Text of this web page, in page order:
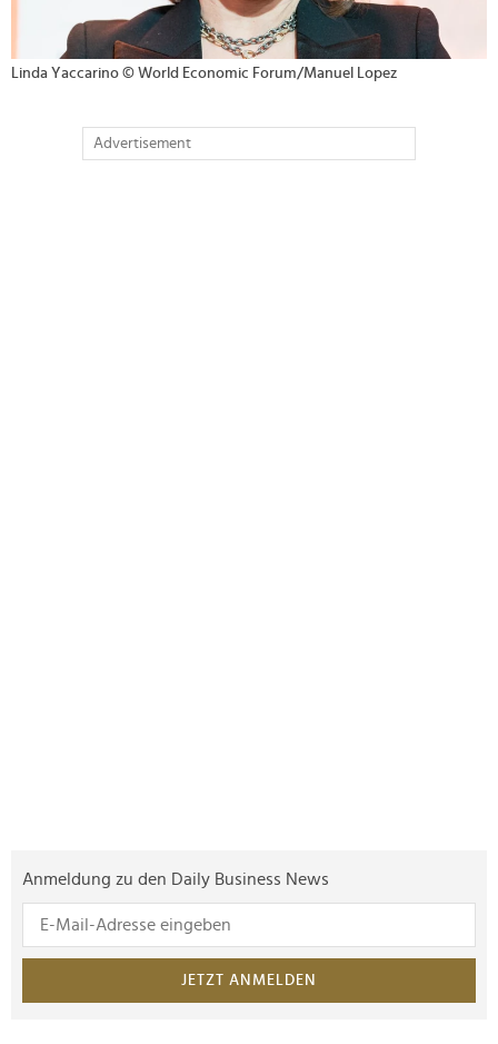
Linda Yaccarino © World Economic Forum/Manuel Lopez
Advertisement
Anmeldung zu den Daily Business News
JETZT ANMELDEN